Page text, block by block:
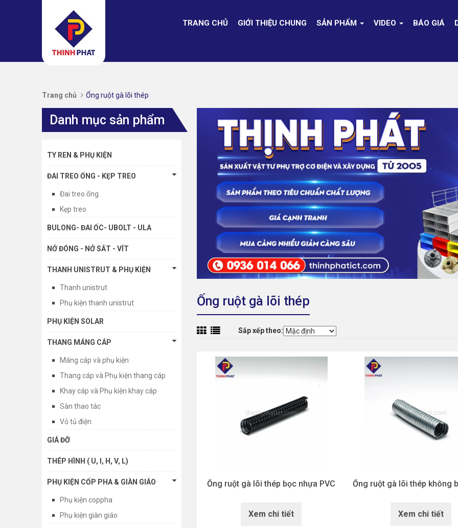
TRANG CHỦ GIỚI THIỆU CHUNG SẢN PHẨM VIDEO BÁO GIÁ
Trang chủ Ống ruột gà lõi thép
Ống ruột gà lõi thép
Sắp xếp theo:
Ống ruột gà lõi thép bọc nhựa PVC
Xem chi tiết
Ống ruột gà lõi thép không
Xem chi tiết
Danh mục sản phẩm
TY REN & PHỤ KIỆN
ĐAI TREO ỐNG - KẸP TREO
Đai treo ống
Kẹp treo
BULONG- ĐAI ỐC- UBOLT - ULA
NỞ ĐÓNG - NỞ SẮT - VÍT
THANH UNISTRUT & PHỤ KIỆN
Thanh unistrut
Phụ kiện thanh unistrut
PHỤ KIỆN SOLAR
THANG MÁNG CÁP
Máng cáp và phụ kiện
Thang cáp và Phụ kiện thang cáp
Khay cáp và Phụ kiện khay cáp
Sàn thao tác
Vỏ tủ điện
GIÁ ĐỠ
THÉP HÌNH ( U, I, H, V, L)
PHỤ KIỆN CỐP PHA & GIÀN GIÁO
Phụ kiện coppha
Phụ kiện giàn giáo